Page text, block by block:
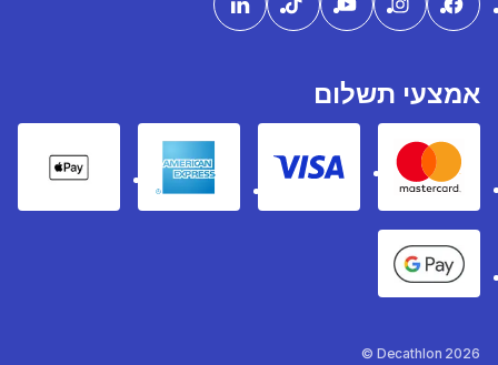
אמצעי תשלום
Mastercard
Visa
American express
Pay
Google Pay
Decathlon 2026 ©